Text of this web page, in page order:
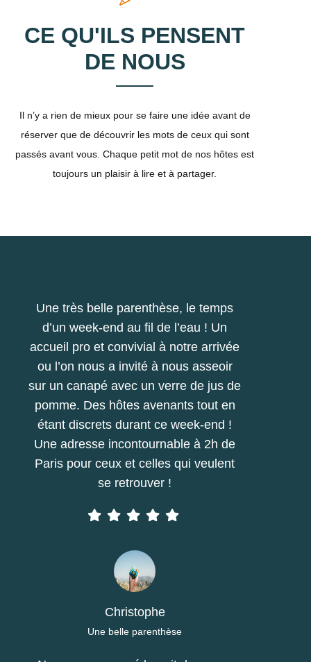
CE QU'ILS PENSENT
DE NOUS
Il n’y a rien de mieux pour se faire une idée avant de
réserver que de découvrir les mots de ceux qui sont
passés avant vous. Chaque petit mot de nos hôtes est
toujours un plaisir à lire et à partager.
Une très belle parenthèse, le temps
d’un week-end au fil de l’eau ! Un
accueil pro et convivial à notre arrivée
ou l’on nous a invité à nous asseoir
sur un canapé avec un verre de jus de
pomme. Des hôtes avenants tout en
étant discrets durant ce week-end !
Une adresse incontournable à 2h de
Paris pour ceux et celles qui veulent
se retrouver !
Christophe
Une belle parenthèse